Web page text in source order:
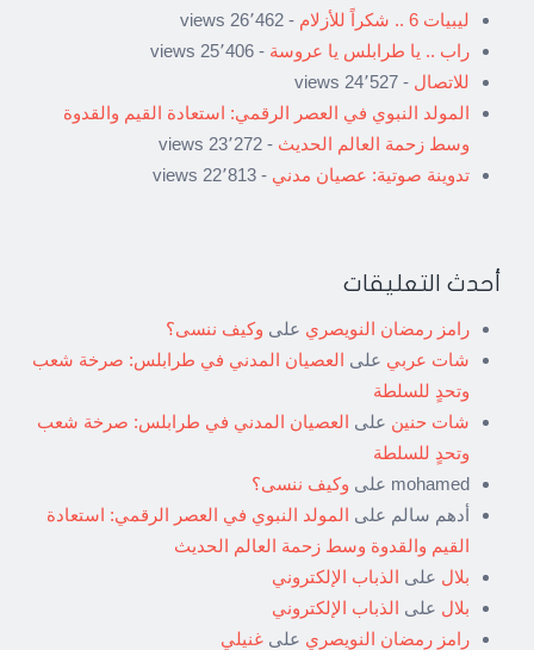
ليبيات 6 .. شكراً للأزلام
- 26٬462 views
راب .. يا طرابلس يا عروسة - 25٬406 views
للاتصال - 24٬527 views
المولد النبوي في العصر الرقمي: استعادة القيم والقدوة
وسط زحمة العالم الحديث - 23٬272 views
تدوينة صوتية: عصيان مدني - 22٬813 views
أحدث التعليقات
رامز رمضان النويصري على وكيف ننسى؟
شات عربي على العصيان المدني في طرابلس: صرخة شعب
وتحدٍ للسلطة
شات حنين على العصيان المدني في طرابلس: صرخة شعب
وتحدٍ للسلطة
mohamed على وكيف ننسى؟
أدهم سالم على المولد النبوي في العصر الرقمي: استعادة
القيم والقدوة وسط زحمة العالم الحديث
بلال على الذباب الإلكتروني
بلال على الذباب الإلكتروني
رامز رمضان النويصري على غنيلي